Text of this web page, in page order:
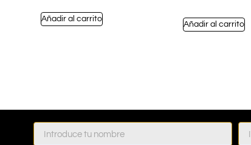
Añadir al carrito
Añadir al carrito